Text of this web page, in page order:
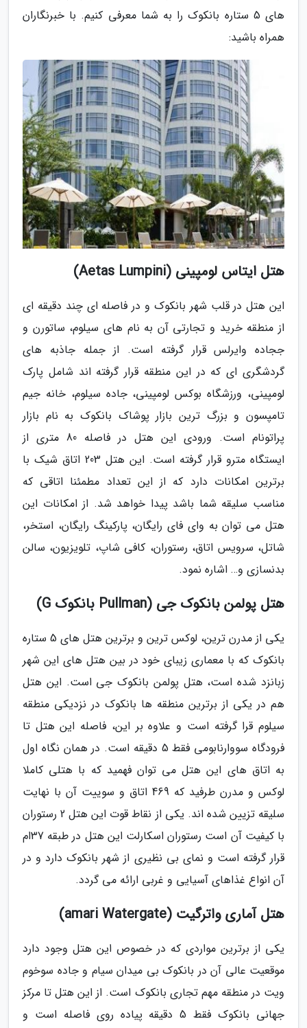
های 5 ستاره بانکوک را به شما معرفی کنیم. با خبرنگاران
همراه باشید:
هتل ایتاس لومپینی (Aetas Lumpini)
این هتل در قلب شهر بانکوک و در فاصله ای چند دقیقه ای
از منطقه خرید و تجارتی آن به نام های سیلوم، ساتورن و
ججاده وایرلس قرار گرفته است. از جمله جاذبه های
گردشگری ای که در این منطقه قرار گرفته اند شامل پارک
لومپینی، ورزشگاه بوکس لومپینی، جاده سیلوم، خانه جیم
تامپسون و بزرگ ترین بازار پوشاک بانکوک به نام بازار
پراتونام است. ورودی این هتل در فاصله 80 متری از
ایستگاه مترو قرار گرفته است. این هتل 203 اتاق شیک با
برترین امکانات دارد که از این تعداد مطمئنا اتاقی که
مناسب سلیقه شما باشد پیدا خواهد شد. از امکانات این
هتل می توان به وای فای رایگان، پارکینگ رایگان، استخر،
شاتل، سرویس اتاق، رستوران، کافی شاپ، تلویزیون، سالن
بدنسازی و… اشاره نمود.
هتل پولمن بانکوک جی (Pullman بانکوک G)
یکی از مدرن ترین، لوکس ترین و برترین هتل های 5 ستاره
بانکوک که با معماری زیبای خود در بین هتل های این شهر
زبانزد شده است، هتل پولمن بانکوک جی است. این هتل
هم در یکی از برترین منطقه ها بانکوک در نزدیکی منطقه
سیلوم قرا گرفته است و علاوه بر این، فاصله این هتل تا
فرودگاه سووارنابومی فقط 5 دقیقه است. در همان نگاه اول
به اتاق های این هتل می توان فهمید که با هتلی کاملا
لوکس و مدرن طرفید که 469 اتاق و سوییت آن با نهایت
سلیقه تزیین شده اند. یکی از نقاط قوت این هتل 2 رستوران
با کیفیت آن است رستوران اسکارلت این هتل در طبقه 37ام
قرار گرفته است و نمای بی نظیری از شهر بانکوک دارد و در
آن انواع غذاهای آسیایی و غربی ارائه می گردد.
هتل آماری واترگیت (amari Watergate)
یکی از برترین مواردی که در خصوص این هتل وجود دارد
موقعیت عالی آن در بانکوک بی میدان سیام و جاده سوخوم
ویت در منطقه مهم تجاری بانکوک است. از این هتل تا مرکز
جهانی بانکوک فقط 5 دقیقه پیاده روی فاصله است و